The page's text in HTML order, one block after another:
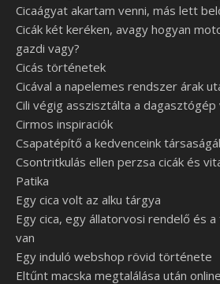
Cicaágyat akartam venni, más lett
Cicák két keréken, avagy hogyan
gazdi vagy?
Cicás történetek
Cicával a napelemes rendszer árak
Cili végig asszisztálta a
Cirmos inspiraciók
Csapatépítő a kedvenceink
Csontritkulás ellen perzsa cicák és
Patika
Egy cica volt az alku tárgya
Egy cica, egy állatorvosi rendelő és
van
Egy induló webshop rövid története
Eltűnt macska megtalálása után